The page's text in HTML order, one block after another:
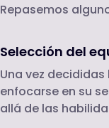
Repasemos
Selección del
Una vez
enfocarse en su
allá de las